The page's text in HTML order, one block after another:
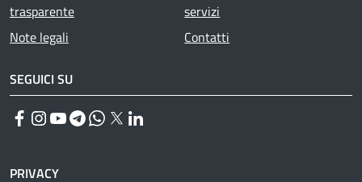
trasparente
Note legali
servizi
Contatti
SEGUICI SU
Facebook
Instagram
YouTube
Telegram
WhatsApp
Twitter
PRIVACY